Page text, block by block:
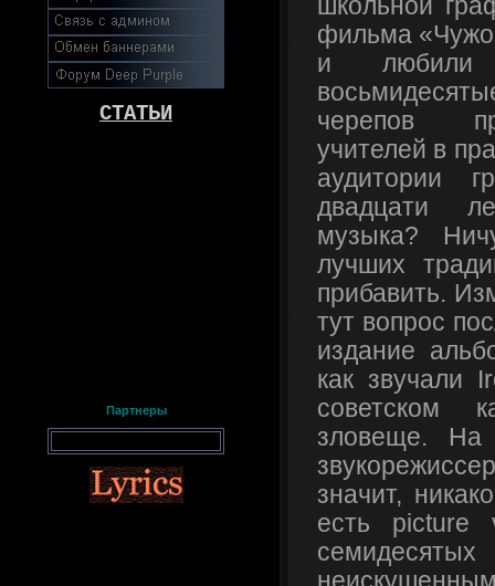
СТАТЬИ
Партнеры
школьной
фильма
и
черепов
учителей в
аудитории
двадцати
музыка?
лучших
прибавить.
тут вопрос
издание
как звучали
советском
зловеще. На
значит,
есть picture